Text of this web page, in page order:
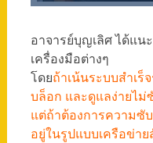
อาจารย์บุญเลิศ ได้แ
เครื่องมือต่างๆ
โดยถ้าเน้นระบบสำเร็
บล็อก และดูแลง่ายไม่
แต่ถ้าต้องการความซั
อยู่ในรูปแบบเครือข่า